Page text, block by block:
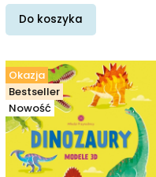
Do koszyka
Okazja
Bestseller
Nowość